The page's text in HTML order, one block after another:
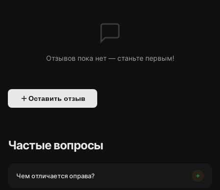
Отзывов пока нет — станьте первым!
Оставить отзыв
Частые вопросы
Чем отличается оправа?